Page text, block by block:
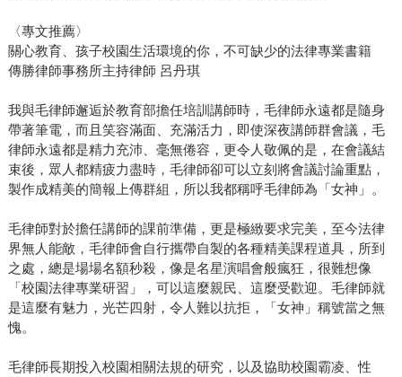
〈專文推薦〉
關心教育、孩子校園生活環境的你，不可缺少的法律專業書籍
傳勝律師事務所主持律師 呂丹琪
我與毛律師邂逅於教育部擔任培訓講師時，毛律師永遠都是隨身
帶著筆電，而且笑容滿面、充滿活力，即使深夜講師群會議，毛
律師永遠都是精力充沛、毫無倦容，更令人敬佩的是，在會議結
束後，眾人都精疲力盡時，毛律師卻可以立刻將會議討論重點，
製作成精美的簡報上傳群組，所以我都稱呼毛律師為「女神」。
毛律師對於擔任講師的課前準備，更是極緻要求完美，至今法律
界無人能敵，毛律師會自行攜帶自製的各種精美課程道具，所到
之處，總是場場名額秒殺，像是名星演唱會般瘋狂，很難想像
「校園法律專業研習」，可以這麼親民、這麼受歡迎。毛律師就
是這麼有魅力，光芒四射，令人難以抗拒，「女神」稱號當之無
愧。
毛律師長期投入校園相關法規的研究，以及協助校園霸凌、性